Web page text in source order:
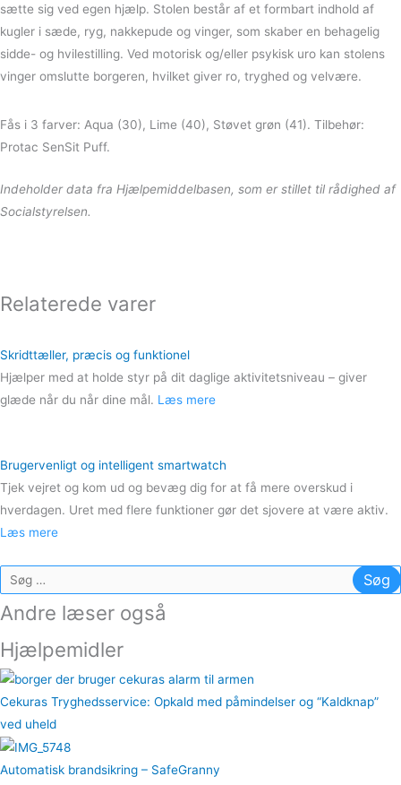
sætte sig ved egen hjælp. Stolen består af et formbart indhold af
kugler i sæde, ryg, nakkepude og vinger, som skaber en behagelig
sidde- og hvilestilling. Ved motorisk og/eller psykisk uro kan stolens
vinger omslutte borgeren, hvilket giver ro, tryghed og velvære.
Fås i 3 farver: Aqua (30), Lime (40), Støvet grøn (41). Tilbehør:
Protac SenSit Puff.
Indeholder data fra Hjælpemiddelbasen, som er stillet til rådighed af
Socialstyrelsen.
Relaterede varer
Skridttæller, præcis og funktionel
Hjælper med at holde styr på dit daglige aktivitetsniveau – giver
glæde når du når dine mål. Læs mere
Brugervenligt og intelligent smartwatch
Tjek vejret og kom ud og bevæg dig for at få mere overskud i
hverdagen. Uret med flere funktioner gør det sjovere at være aktiv.
Læs mere
Søg
efter:
Andre læser også
Hjælpemidler
Cekuras Tryghedsservice: Opkald med påmindelser og “Kaldknap”
ved uheld
Automatisk brandsikring – SafeGranny